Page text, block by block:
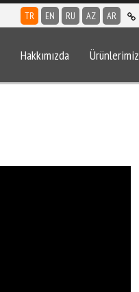
TR EN RU AZ AR
Hakkımızda Ürünlerimiz